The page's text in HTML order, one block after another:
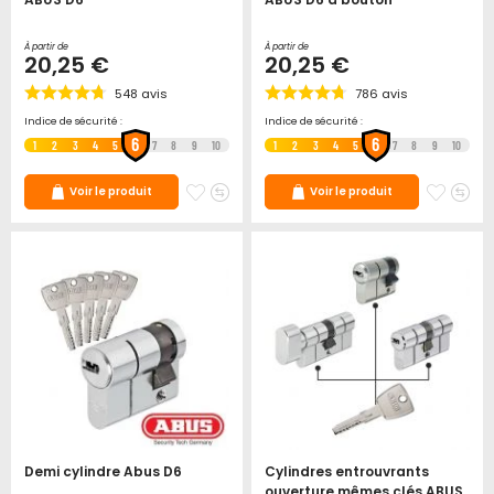
À partir de
20,25 €
548 avis
Indice de sécurité :
1 2 3 4 5 6 7 8 9 10
Voir le produit
AjouterAjouter
À partir de
20,25 €
786 avis
Indice de sécurité :
1 2 3 4 5 6 7 8 9 10
Voir le produit
Demi cylindre Abus D6
Cylindres entrouvrants